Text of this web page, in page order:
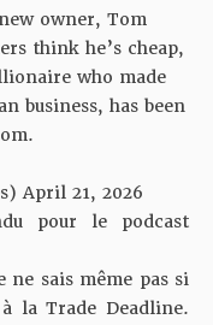
owner, Tom
think he’s cheap,
who made
business, has been
April 21, 2026
pour le podcast
sais même pas si
la Trade Deadline.